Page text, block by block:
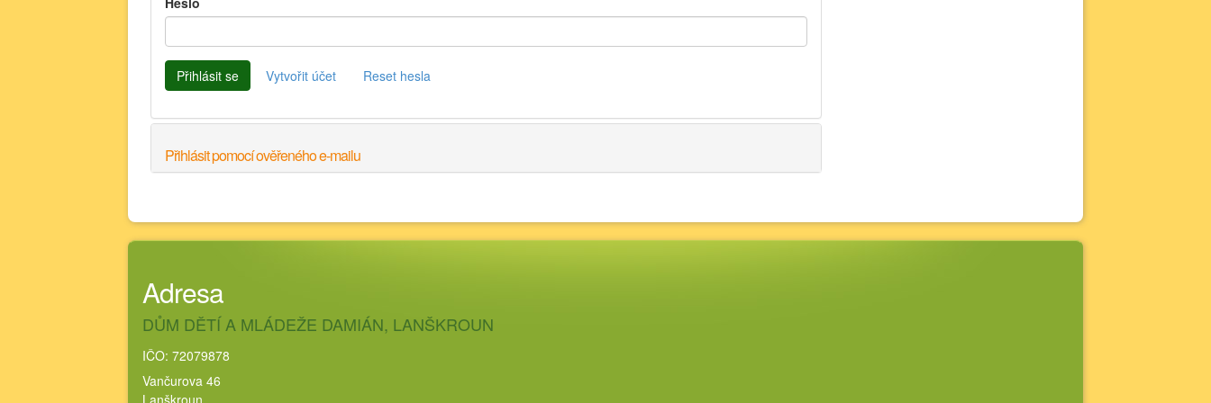
Přihlásit se Vytvořit účet Reset hesla
Přihlásit pomocí ověřeného e-mailu
Adresa
DŮM DĚTÍ A MLÁDEŽE DAMIÁN, LANŠKROUN
IČO: 72079878
Vančurova 46
Lanškroun